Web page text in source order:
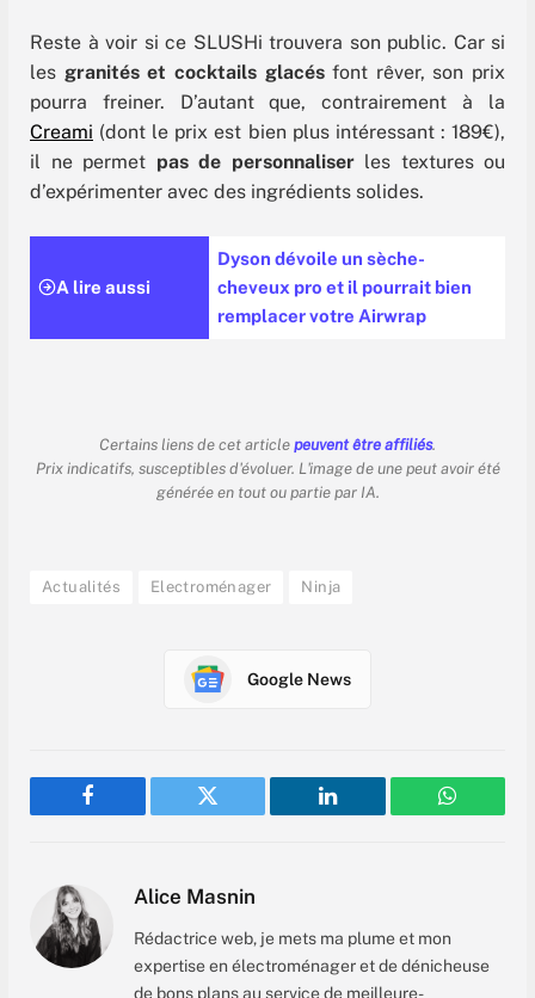
Reste à voir si ce SLUSHi trouvera son public. Car si
les granités et cocktails glacésfont rêver, son prix
pourra freiner. D’autant que, contrairement à la
Creami (dont le prix est bien plus intéressant : 189€),
il ne permet pas de personnaliserles textures ou
d’expérimenter avec des ingrédients solides.
A lire aussi
Dyson dévoile un sèche-
cheveux pro et il pourrait bien
remplacer votre Airwrap
Certains liens de cet article peuvent être affiliés.
Prix indicatifs, susceptibles d'évoluer. L'image de une peut avoir été
générée en tout ou partie par IA.
Actualités Electroménager Ninja
Google News
Facebook Twitter LinkedIn
Alice Masnin
Rédactrice web, je mets ma plume et mon
expertise en électroménager et de dénicheuse
de bons plans au service de meilleure-